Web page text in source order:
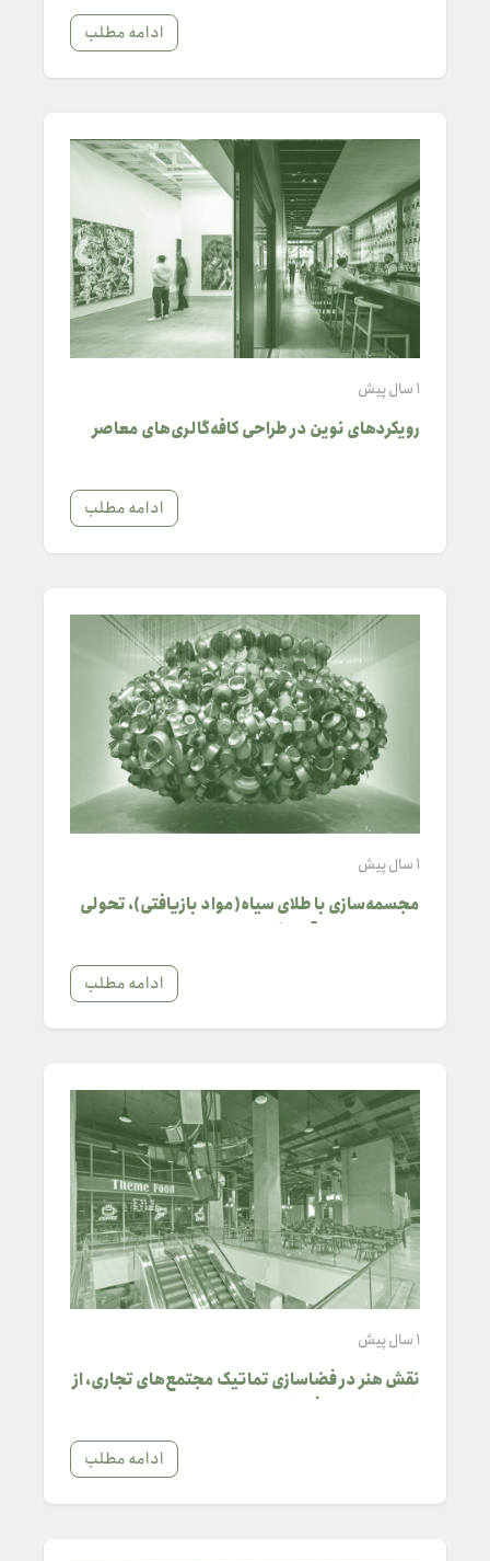
ادامه مطلب
1 سال پیش
رویکردهای نوین در طراحی کافه‌گالری‌های معاصر
ادامه مطلب
1 سال پیش
مجسمه‌سازی با طلای سیاه(مواد بازیافتی)، تحولی
ادامه مطلب
1 سال پیش
نقش هنر در فضاسازی تماتیک مجتمع‌های تجاری، از
ادامه مطلب